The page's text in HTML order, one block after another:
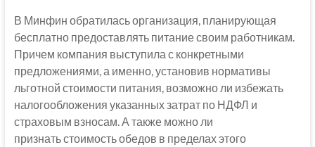
В Минфин обратилась организация, планирующая
бесплатно предоставлять питание своим работникам.
Причем компания выступила с конкретными
предложениями, а именно, установив нормативы
льготной стоимости питания, возможно ли избежать
налогообложения указанных затрат по НДФЛ и
страховым взносам. А также можно ли
признать стоимость обедов в пределах этого